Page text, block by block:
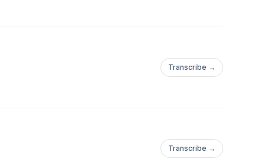
Transcribe →
Transcribe →